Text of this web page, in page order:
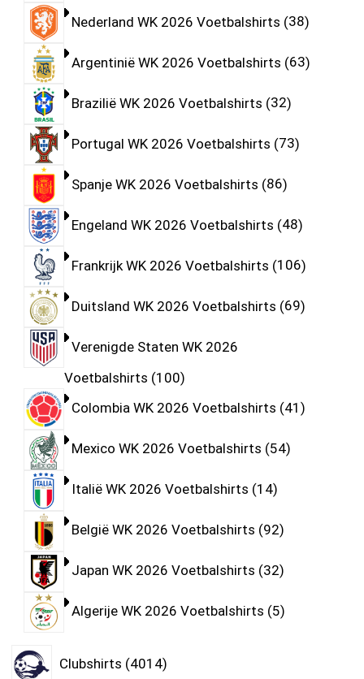
Nederland WK 2026 Voetbalshirts 38
Argentinië WK 2026 Voetbalshirts 63
Brazilië WK 2026 Voetbalshirts 32
Portugal WK 2026 Voetbalshirts 73
Spanje WK 2026 Voetbalshirts 86
Engeland WK 2026 Voetbalshirts 48
Frankrijk WK 2026 Voetbalshirts 106
Duitsland WK 2026 Voetbalshirts 69
Verenigde Staten WK 2026
Voetbalshirts 100
Colombia WK 2026 Voetbalshirts 41
Mexico WK 2026 Voetbalshirts 54
Italië WK 2026 Voetbalshirts 14
België WK 2026 Voetbalshirts 92
Japan WK 2026 Voetbalshirts 32
Algerije WK 2026 Voetbalshirts 5
Clubshirts 4014